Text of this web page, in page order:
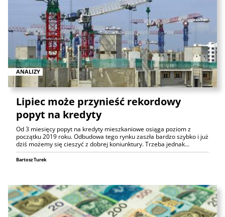
ANALIZY
Lipiec może przynieść rekordowy
popyt na kredyty
Od 3 miesięcy popyt na kredyty mieszkaniowe osiąga poziom z
początku 2019 roku. Odbudowa tego rynku zaszła bardzo szybko i już
dziś możemy się cieszyć z dobrej koniunktury. Trzeba jednak…
Bartosz Turek